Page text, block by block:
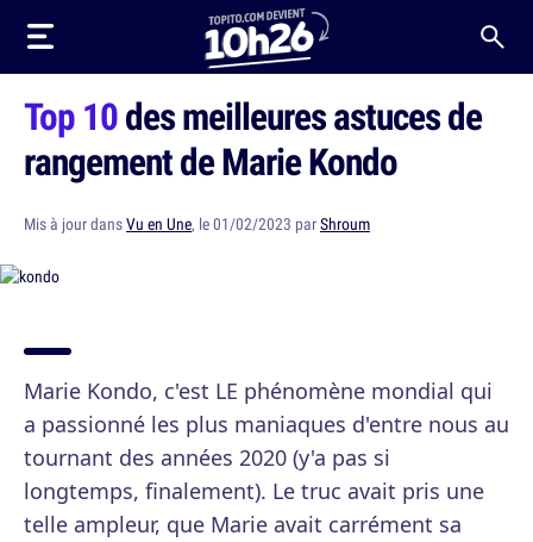
Top 10des meilleures astuces de
rangement de Marie Kondo
Mis à jour dansVu en Une, le 01/02/2023 parShroum
Marie Kondo, c'est LE phénomène mondial qui
a passionné les plus maniaques d'entre nous au
tournant des années 2020 (y'a pas si
longtemps, finalement). Le truc avait pris une
telle ampleur, que Marie avait carrément sa